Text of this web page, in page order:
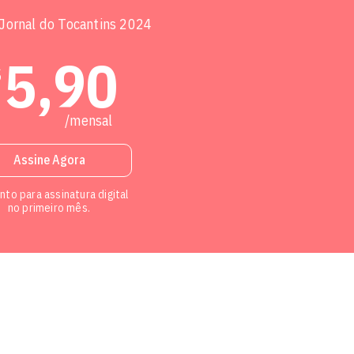
.
.
o céu indica uma semana de reflexão sobre seus ideais e
do Tocantins 2024
5,90
/mensal
Assine Agora
para assinatura digital
no primeiro mês.